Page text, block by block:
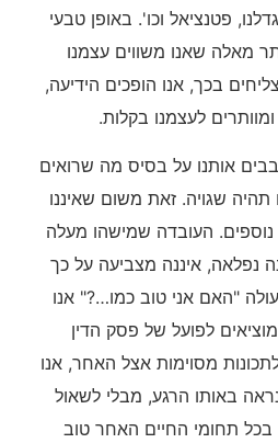
פטנציאל וכו'. באופן טבעי
מאלה שאנו משווים עצמנו
בכך, אנו הופכים הידיעה,
לעצמנו בקלות.
אותנו על בסיס מה שרואים
תהיה שגויה. זאת משום שאיננו
העובדה שמישהו מעלה
נפלאה, איננה מצביעה על כך
"האם אני טוב כמו…?" אנו
לפועל של פסק הדין
מסוימות אצל האחר, אנו
באותו הרגע, מבלי לשאול
בכל תחומי החיים האחר טוב